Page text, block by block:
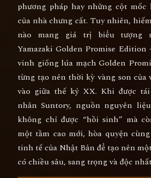
phương pháp hay những cột
của nhà chưng cất. Tuy nhiên,
nào mang giá trị biểu tượng
Yamazaki Golden Promise Edition
vinh giống lúa mạch Golden
từng tạo nên thời kỳ vàng son của
vào giữa thế kỷ XX. Khi được
nhân Suntory, nguồn nguyên
không chỉ được “hồi sinh” mà
một tầm cao mới, hòa quyện
tinh tế của Nhật Bản để tạo nên
có chiều sâu, sang trọng và độc